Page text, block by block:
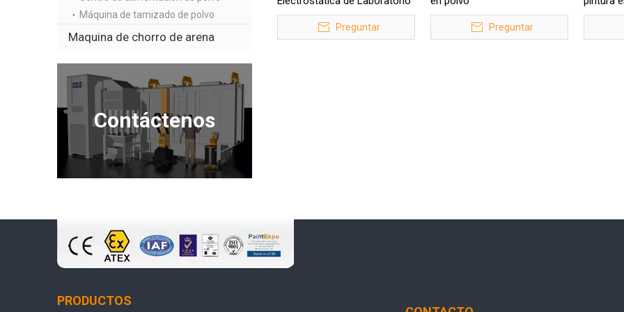
Máquina de tamizado de polvo
Maquina de chorro de arena
Contáctenos
COLO-660T-B
Preguntar Preguntar
PRODUCTOS